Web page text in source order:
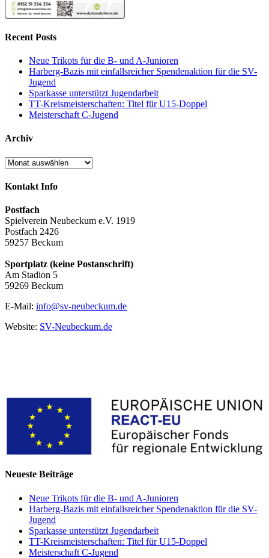
Recent Posts
Neue Trikots für die B- und A-Junioren
Harberg-Bazis mit einfallsreicher Spendenaktion für die SV-
Jugend
Sparkasse unterstützt Jugendarbeit
TT-Kreismeisterschaften: Titel für U15-Doppel
Meisterschaft C-Jugend
Archiv
Archiv
Kontakt Info
Postfach
Spielverein Neubeckum e.V. 1919
Postfach 2426
59257 Beckum
Sportplatz (keine Postanschrift)
Am Stadion 5
59269 Beckum
E-Mail: info@sv-neubeckum.de
Website: SV-Neubeckum.de
Neueste Beiträge
Neue Trikots für die B- und A-Junioren
Harberg-Bazis mit einfallsreicher Spendenaktion für die SV-
Jugend
Sparkasse unterstützt Jugendarbeit
TT-Kreismeisterschaften: Titel für U15-Doppel
Meisterschaft C-Jugend